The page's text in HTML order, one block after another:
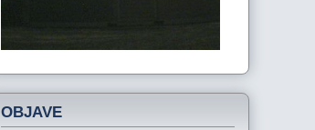
OBJAVE